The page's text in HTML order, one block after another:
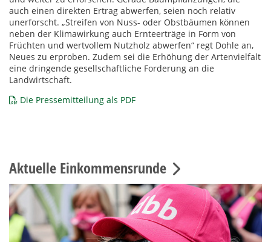
auch einen direkten Ertrag abwerfen, seien noch relativ
unerforscht. „Streifen von Nuss- oder Obstbäumen können
neben der Klimawirkung auch Ernteerträge in Form von
Früchten und wertvollem Nutzholz abwerfen“ regt Dohle an,
Neues zu erproben. Zudem sei die Erhöhung der Artenvielfalt
eine dringende gesellschaftliche Forderung an die
Landwirtschaft.
Die Pressemitteilung als PDF
Aktuelle Einkommensrunde